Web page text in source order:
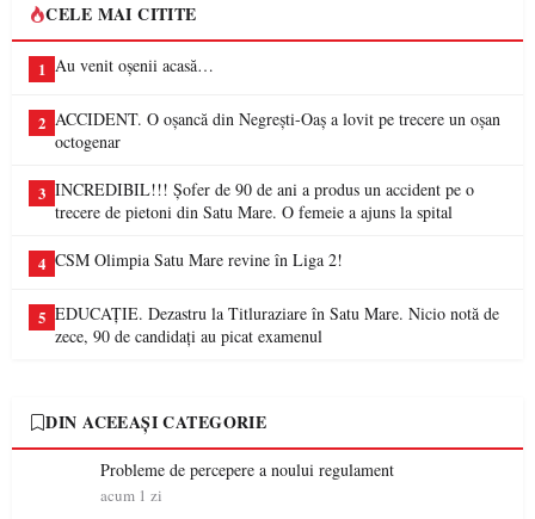
CELE MAI CITITE
1 Au venit oșenii acasă…
2 ACCIDENT. O oșancă din Negrești-Oaș a lovit pe trecere un oșan
octogenar
3 INCREDIBIL!!! Șofer de 90 de ani a produs un accident pe o
trecere de pietoni din Satu Mare. O femeie a ajuns la spital
4 CSM Olimpia Satu Mare revine în Liga 2!
5 EDUCAȚIE. Dezastru la Titluraziare în Satu Mare. Nicio notă de
zece, 90 de candidați au picat examenul
DIN ACEEAȘI CATEGORIE
Probleme de percepere a noului regulament
acum 1 zi